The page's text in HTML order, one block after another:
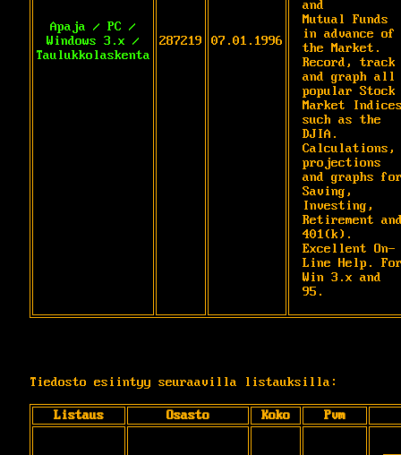
Apaja / PC /
Windows 3.x /
Taulukkolaskenta
287219 07.01.1996
and
Mutual Funds
in advance of
the Market.
Record, track
and graph all
popular Stock
Market
such as the
DJIA.
Calculations,
projections
and graphs
Saving,
Investing,
Retirement
401(k).
Excellent On-
Line Help.
Win 3.x and
95.
Tiedosto esiintyy seuraavilla listauksilla:
Listaus Osasto Koko Pvm